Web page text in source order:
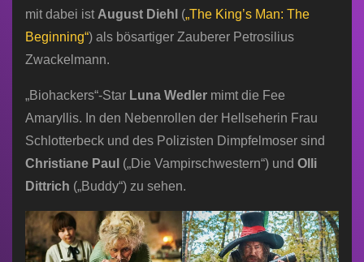
mit dabei ist August Diehl („The King’s Man: The
Beginning“) als bösartiger Zauberer Petrosilius
Zwackelmann.
„Biohackers“-Star Luna Wedler mimt die Fee
Amaryllis. In den Nebenrollen der Hellseherin Frau
Schlotterbeck und des Polizisten Dimpfelmoser sind
Christiane Paul („Die Vampirschwestern“) und Olli
Dittrich („Buddy“) zu sehen.